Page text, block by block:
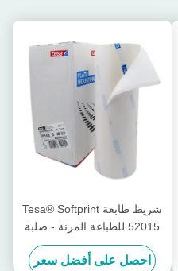
شريط طابعة Tesa® Softprint
52015 للطباعة المرنة - صلبة
متوسطة
احصل على أفضل سعر